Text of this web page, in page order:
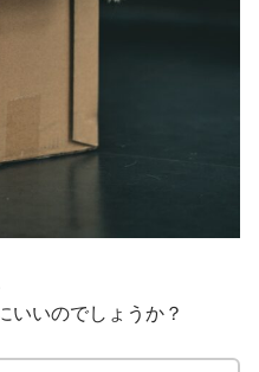
いいのでしょうか？